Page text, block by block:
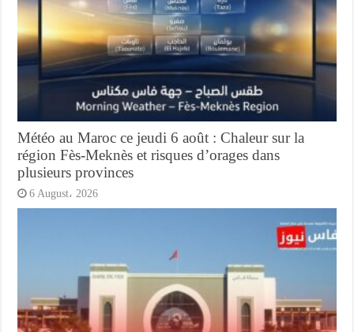
Météo au Maroc ce jeudi 6 août : Chaleur sur la
région Fès-Meknès et risques d’orages dans
plusieurs provinces
6 August، 2026